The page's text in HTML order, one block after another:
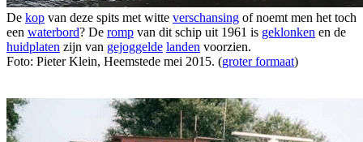
De kop van deze spits met witte verschansing of noemt men het toch
een waterbord? De romp van dit schip uit 1961 is geklonken en de
huidplaten zijn van gejoggelde landen voorzien.
Foto: Pieter Klein, Heemstede mei 2015. (groter formaat)